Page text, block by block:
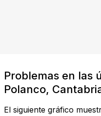
Problemas en las
Polanco,
El siguiente gráfico